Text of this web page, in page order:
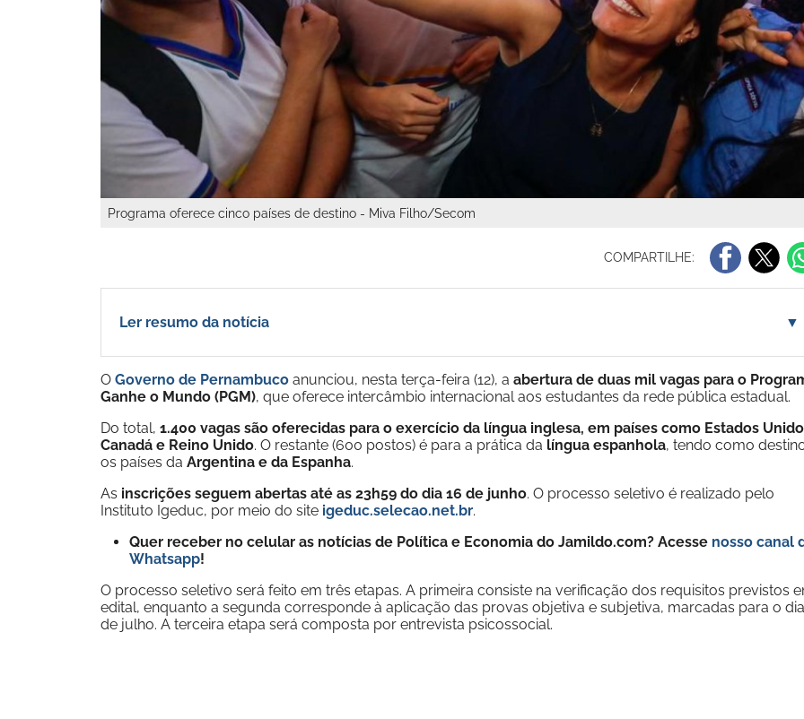
Programa oferece cinco países de destino - Miva Filho/Secom
COMPARTILHE:
Ler resumo da notícia ▼
O Governo de Pernambuco anunciou, nesta terça-feira (12), a abertura de duas mil vagas para o
Ganhe o Mundo (PGM), que oferece intercâmbio internacional aos estudantes da rede pública estadual.
Do total, 1.400 vagas são oferecidas para o exercício da língua inglesa, em países como Estados
Canadá e Reino Unido. O restante (600 postos) é para a prática da língua espanhola, tendo como
os países da Argentina e da Espanha.
As inscrições seguem abertas até as 23h59 do dia 16 de junho. O processo seletivo é realizado pelo
Instituto Igeduc, por meio do site igeduc.selecao.net.br.
Quer receber no celular as notícias de Política e Economia do Jamildo.com? Acesse nosso canal
Whatsapp!
O processo seletivo será feito em três etapas. A primeira consiste na verificação dos requisitos previstos
edital, enquanto a segunda corresponde à aplicação das provas objetiva e subjetiva, marcadas para o
de julho. A terceira etapa será composta por entrevista psicossocial.